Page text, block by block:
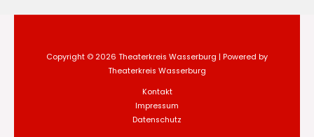
Copyright © 2026 Theaterkreis Wasserburg | Powered by
Theaterkreis Wasserburg
Kontakt
Impressum
Datenschutz